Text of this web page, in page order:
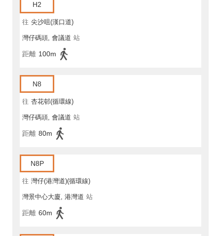
H2
往 尖沙咀(漢口道)
灣仔碼頭, 會議道 站
距離 100m
N8
往 杏花邨(循環線)
灣仔碼頭, 會議道 站
距離 80m
N8P
往 灣仔(港灣道)(循環線)
灣景中心大廈, 港灣道 站
距離 60m